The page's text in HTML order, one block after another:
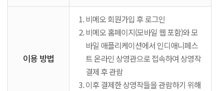
이용 방법
비메오 회원가입 후 로그인
비메오 홈페이지(모바일 웹 포함)와 모
바일 애플리케이션에서 인디애니페스
트 온라인 상영관으로 접속하여 상영작
결제 후 관람
이후 결제한 상영작들을 관람하기 위해